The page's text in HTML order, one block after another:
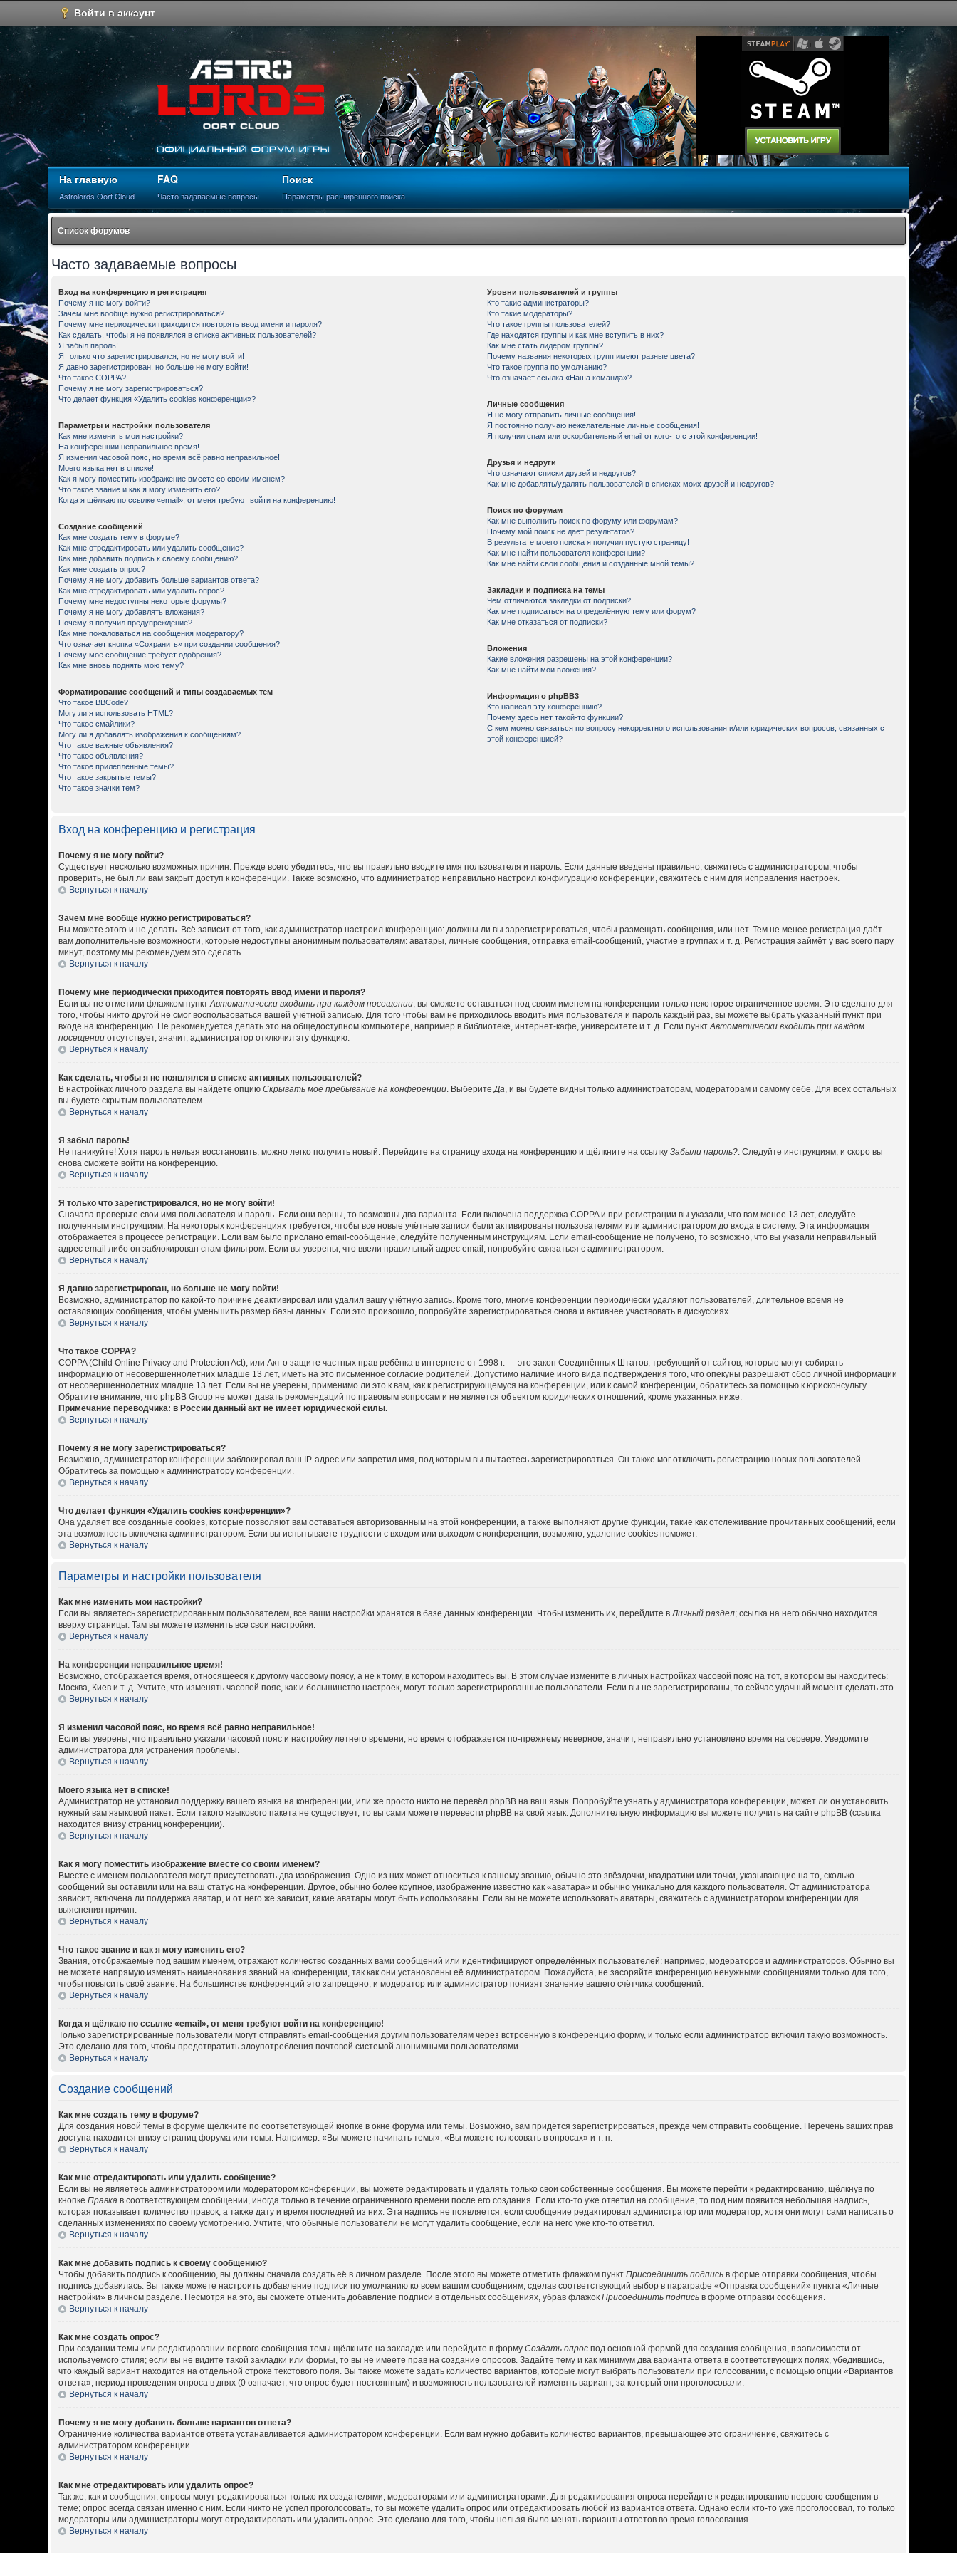
Войти в аккаунт
На главную
Astrolords Oort Cloud
FAQ
Часто задаваемые вопросы
Поиск
Параметры расширенного поиска
Список форумов
Часто задаваемые вопросы
Вход на конференцию и регистрация
Почему я не могу войти?
Зачем мне вообще нужно регистрироваться?
Почему мне периодически приходится повторять ввод имени и пароля?
Как сделать, чтобы я не появлялся в списке активных пользователей?
Я забыл пароль!
Я только что зарегистрировался, но не могу войти!
Я давно зарегистрирован, но больше не могу войти!
Что такое COPPA?
Почему я не могу зарегистрироваться?
Что делает функция «Удалить cookies конференции»?
Параметры и настройки пользователя
Как мне изменить мои настройки?
На конференции неправильное время!
Я изменил часовой пояс, но время всё равно неправильное!
Моего языка нет в списке!
Как я могу поместить изображение вместе со своим именем?
Что такое звание и как я могу изменить его?
Когда я щёлкаю по ссылке «email», от меня требуют войти на конференцию!
Создание сообщений
Как мне создать тему в форуме?
Как мне отредактировать или удалить сообщение?
Как мне добавить подпись к своему сообщению?
Как мне создать опрос?
Почему я не могу добавить больше вариантов ответа?
Как мне отредактировать или удалить опрос?
Почему мне недоступны некоторые форумы?
Почему я не могу добавлять вложения?
Почему я получил предупреждение?
Как мне пожаловаться на сообщения модератору?
Что означает кнопка «Сохранить» при создании сообщения?
Почему моё сообщение требует одобрения?
Как мне вновь поднять мою тему?
Форматирование сообщений и типы создаваемых тем
Что такое BBCode?
Могу ли я использовать HTML?
Что такое смайлики?
Могу ли я добавлять изображения к сообщениям?
Что такое важные объявления?
Что такое объявления?
Что такое прилепленные темы?
Что такое закрытые темы?
Что такое значки тем?
Уровни пользователей и группы
Кто такие администраторы?
Кто такие модераторы?
Что такое группы пользователей?
Где находятся группы и как мне вступить в них?
Как мне стать лидером группы?
Почему названия некоторых групп имеют разные цвета?
Что такое группа по умолчанию?
Что означает ссылка «Наша команда»?
Личные сообщения
Я не могу отправить личные сообщения!
Я постоянно получаю нежелательные личные сообщения!
Я получил спам или оскорбительный email от кого-то с этой конференции!
Друзья и недруги
Что означают списки друзей и недругов?
Как мне добавлять/удалять пользователей в списках моих друзей и недругов?
Поиск по форумам
Как мне выполнить поиск по форуму или форумам?
Почему мой поиск не даёт результатов?
В результате моего поиска я получил пустую страницу!
Как мне найти пользователя конференции?
Как мне найти свои сообщения и созданные мной темы?
Закладки и подписка на темы
Чем отличаются закладки от подписки?
Как мне подписаться на определённую тему или форум?
Как мне отказаться от подписки?
Вложения
Какие вложения разрешены на этой конференции?
Как мне найти мои вложения?
Информация о phpBB3
Кто написал эту конференцию?
Почему здесь нет такой-то функции?
С кем можно связаться по вопросу некорректного использования и/или юридических вопросов, связанных с
этой конференцией?
Вход на конференцию и регистрация
Почему я не могу войти?
Существует несколько возможных причин. Прежде всего убедитесь, что вы правильно вводите имя пользователя и пароль. Если данные введены правильно, свяжитесь с администратором, чтобы
проверить, не был ли вам закрыт доступ к конференции. Также возможно, что администратор неправильно настроил конфигурацию конференции, свяжитесь с ним для исправления настроек.
Вернуться к началу
Зачем мне вообще нужно регистрироваться?
Вы можете этого и не делать. Всё зависит от того, как администратор настроил конференцию: должны ли вы зарегистрироваться, чтобы размещать сообщения, или нет. Тем не менее регистрация даёт
вам дополнительные возможности, которые недоступны анонимным пользователям: аватары, личные сообщения, отправка email-сообщений, участие в группах и т. д. Регистрация займёт у вас всего пару
минут, поэтому мы рекомендуем это сделать.
Вернуться к началу
Почему мне периодически приходится повторять ввод имени и пароля?
Если вы не отметили флажком пунктАвтоматически входить при каждом посещении, вы сможете оставаться под своим именем на конференции только некоторое ограниченное время. Это сделано для
того, чтобы никто другой не смог воспользоваться вашей учётной записью. Для того чтобы вам не приходилось вводить имя пользователя и пароль каждый раз, вы можете выбрать указанный пункт при
входе на конференцию. Не рекомендуется делать это на общедоступном компьютере, например в библиотеке, интернет-кафе, университете и т. д. Если пунктАвтоматически входить при каждом
посещении отсутствует, значит, администратор отключил эту функцию.
Вернуться к началу
Как сделать, чтобы я не появлялся в списке активных пользователей?
В настройках личного раздела вы найдёте опциюСкрывать моё пребывание на конференции. ВыберитеДа, и вы будете видны только администраторам, модераторам и самому себе. Для всех остальных
вы будете скрытым пользователем.
Вернуться к началу
Я забыл пароль!
Не паникуйте! Хотя пароль нельзя восстановить, можно легко получить новый. Перейдите на страницу входа на конференцию и щёлкните на ссылкуЗабыли пароль?. Следуйте инструкциям, и скоро вы
снова сможете войти на конференцию.
Вернуться к началу
Я только что зарегистрировался, но не могу войти!
Сначала проверьте свои имя пользователя и пароль. Если они верны, то возможны два варианта. Если включена поддержка COPPA и при регистрации вы указали, что вам менее 13 лет, следуйте
полученным инструкциям. На некоторых конференциях требуется, чтобы все новые учётные записи были активированы пользователями или администратором до входа в систему. Эта информация
отображается в процессе регистрации. Если вам было прислано email-сообщение, следуйте полученным инструкциям. Если email-сообщение не получено, то возможно, что вы указали неправильный
адрес email либо он заблокирован спам-фильтром. Если вы уверены, что ввели правильный адрес email, попробуйте связаться с администратором.
Вернуться к началу
Я давно зарегистрирован, но больше не могу войти!
Возможно, администратор по какой-то причине деактивировал или удалил вашу учётную запись. Кроме того, многие конференции периодически удаляют пользователей, длительное время не
оставляющих сообщения, чтобы уменьшить размер базы данных. Если это произошло, попробуйте зарегистрироваться снова и активнее участвовать в дискуссиях.
Вернуться к началу
Что такое COPPA?
COPPA (Child Online Privacy and Protection Act), или Акт о защите частных прав ребёнка в интернете от 1998 г. — это закон Соединённых Штатов, требующий от сайтов, которые могут собирать
информацию от несовершеннолетних младше 13 лет, иметь на это письменное согласие родителей. Допустимо наличие иного вида подтверждения того, что опекуны разрешают сбор личной информации
от несовершеннолетних младше 13 лет. Если вы не уверены, применимо ли это к вам, как к регистрирующемуся на конференции, или к самой конференции, обратитесь за помощью к юрисконсульту.
Обратите внимание, что phpBB Group не может давать рекомендаций по правовым вопросам и не является объектом юридических отношений, кроме указанных ниже.
Примечание переводчика: в России данный акт не имеет юридической силы.
Вернуться к началу
Почему я не могу зарегистрироваться?
Возможно, администратор конференции заблокировал ваш IP-адрес или запретил имя, под которым вы пытаетесь зарегистрироваться. Он также мог отключить регистрацию новых пользователей.
Обратитесь за помощью к администратору конференции.
Вернуться к началу
Что делает функция «Удалить cookies конференции»?
Она удаляет все созданные cookies, которые позволяют вам оставаться авторизованным на этой конференции, а также выполняют другие функции, такие как отслеживание прочитанных сообщений, если
эта возможность включена администратором. Если вы испытываете трудности с входом или выходом с конференции, возможно, удаление cookies поможет.
Вернуться к началу
Параметры и настройки пользователя
Как мне изменить мои настройки?
Если вы являетесь зарегистрированным пользователем, все ваши настройки хранятся в базе данных конференции. Чтобы изменить их, перейдите вЛичный раздел; ссылка на него обычно находится
вверху страницы. Там вы можете изменить все свои настройки.
Вернуться к началу
На конференции неправильное время!
Возможно, отображается время, относящееся к другому часовому поясу, а не к тому, в котором находитесь вы. В этом случае измените в личных настройках часовой пояс на тот, в котором вы находитесь:
Москва, Киев и т. д. Учтите, что изменять часовой пояс, как и большинство настроек, могут только зарегистрированные пользователи. Если вы не зарегистрированы, то сейчас удачный момент сделать это.
Вернуться к началу
Я изменил часовой пояс, но время всё равно неправильное!
Если вы уверены, что правильно указали часовой пояс и настройку летнего времени, но время отображается по-прежнему неверное, значит, неправильно установлено время на сервере. Уведомите
администратора для устранения проблемы.
Вернуться к началу
Моего языка нет в списке!
Администратор не установил поддержку вашего языка на конференции, или же просто никто не перевёл phpBB на ваш язык. Попробуйте узнать у администратора конференции, может ли он установить
нужный вам языковой пакет. Если такого языкового пакета не существует, то вы сами можете перевести phpBB на свой язык. Дополнительную информацию вы можете получить на сайте phpBB (ссылка
находится внизу страниц конференции).
Вернуться к началу
Как я могу поместить изображение вместе со своим именем?
Вместе с именем пользователя могут присутствовать два изображения. Одно из них может относиться к вашему званию, обычно это звёздочки, квадратики или точки, указывающие на то, сколько
сообщений вы оставили или на ваш статус на конференции. Другое, обычно более крупное, изображение известно как «аватара» и обычно уникально для каждого пользователя. От администратора
зависит, включена ли поддержка аватар, и от него же зависит, какие аватары могут быть использованы. Если вы не можете использовать аватары, свяжитесь с администратором конференции для
выяснения причин.
Вернуться к началу
Что такое звание и как я могу изменить его?
Звания, отображаемые под вашим именем, отражают количество созданных вами сообщений или идентифицируют определённых пользователей: например, модераторов и администраторов. Обычно вы
не можете напрямую изменять наименования званий на конференции, так как они установлены её администратором. Пожалуйста, не засоряйте конференцию ненужными сообщениями только для того,
чтобы повысить своё звание. На большинстве конференций это запрещено, и модератор или администратор понизят значение вашего счётчика сообщений.
Вернуться к началу
Когда я щёлкаю по ссылке «email», от меня требуют войти на конференцию!
Только зарегистрированные пользователи могут отправлять email-сообщения другим пользователям через встроенную в конференцию форму, и только если администратор включил такую возможность.
Это сделано для того, чтобы предотвратить злоупотребления почтовой системой анонимными пользователями.
Вернуться к началу
Создание сообщений
Как мне создать тему в форуме?
Для создания новой темы в форуме щёлкните по соответствующей кнопке в окне форума или темы. Возможно, вам придётся зарегистрироваться, прежде чем отправить сообщение. Перечень ваших прав
доступа находится внизу страниц форума или темы. Например: «Вы можете начинать темы», «Вы можете голосовать в опросах» и т. п.
Вернуться к началу
Как мне отредактировать или удалить сообщение?
Если вы не являетесь администратором или модератором конференции, вы можете редактировать и удалять только свои собственные сообщения. Вы можете перейти к редактированию, щёлкнув по
кнопкеПравка в соответствующем сообщении, иногда только в течение ограниченного времени после его создания. Если кто-то уже ответил на сообщение, то под ним появится небольшая надпись,
которая показывает количество правок, а также дату и время последней из них. Эта надпись не появляется, если сообщение редактировал администратор или модератор, хотя они могут сами написать о
сделанных изменениях по своему усмотрению. Учтите, что обычные пользователи не могут удалить сообщение, если на него уже кто-то ответил.
Вернуться к началу
Как мне добавить подпись к своему сообщению?
Чтобы добавить подпись к сообщению, вы должны сначала создать её в личном разделе. После этого вы можете отметить флажком пунктПрисоединить подпись в форме отправки сообщения, чтобы
подпись добавилась. Вы также можете настроить добавление подписи по умолчанию ко всем вашим сообщениям, сделав соответствующий выбор в параграфе «Отправка сообщений» пункта «Личные
настройки» в личном разделе. Несмотря на это, вы сможете отменить добавление подписи в отдельных сообщениях, убрав флажокПрисоединить подпись в форме отправки сообщения.
Вернуться к началу
Как мне создать опрос?
При создании темы или редактировании первого сообщения темы щёлкните на закладке или перейдите в формуСоздать опрос под основной формой для создания сообщения, в зависимости от
используемого стиля; если вы не видите такой закладки или формы, то вы не имеете прав на создание опросов. Задайте тему и как минимум два варианта ответа в соответствующих полях, убедившись,
что каждый вариант находится на отдельной строке текстового поля. Вы также можете задать количество вариантов, которые могут выбрать пользователи при голосовании, с помощью опции «Вариантов
ответа», период проведения опроса в днях (0 означает, что опрос будет постоянным) и возможность пользователей изменять вариант, за который они проголосовали.
Вернуться к началу
Почему я не могу добавить больше вариантов ответа?
Ограничение количества вариантов ответа устанавливается администратором конференции. Если вам нужно добавить количество вариантов, превышающее это ограничение, свяжитесь с
администратором конференции.
Вернуться к началу
Как мне отредактировать или удалить опрос?
Так же, как и сообщения, опросы могут редактироваться только их создателями, модераторами или администраторами. Для редактирования опроса перейдите к редактированию первого сообщения в
теме; опрос всегда связан именно с ним. Если никто не успел проголосовать, то вы можете удалить опрос или отредактировать любой из вариантов ответа. Однако если кто-то уже проголосовал, то только
модераторы или администраторы могут отредактировать или удалить опрос. Это сделано для того, чтобы нельзя было менять варианты ответов во время голосования.
Вернуться к началу